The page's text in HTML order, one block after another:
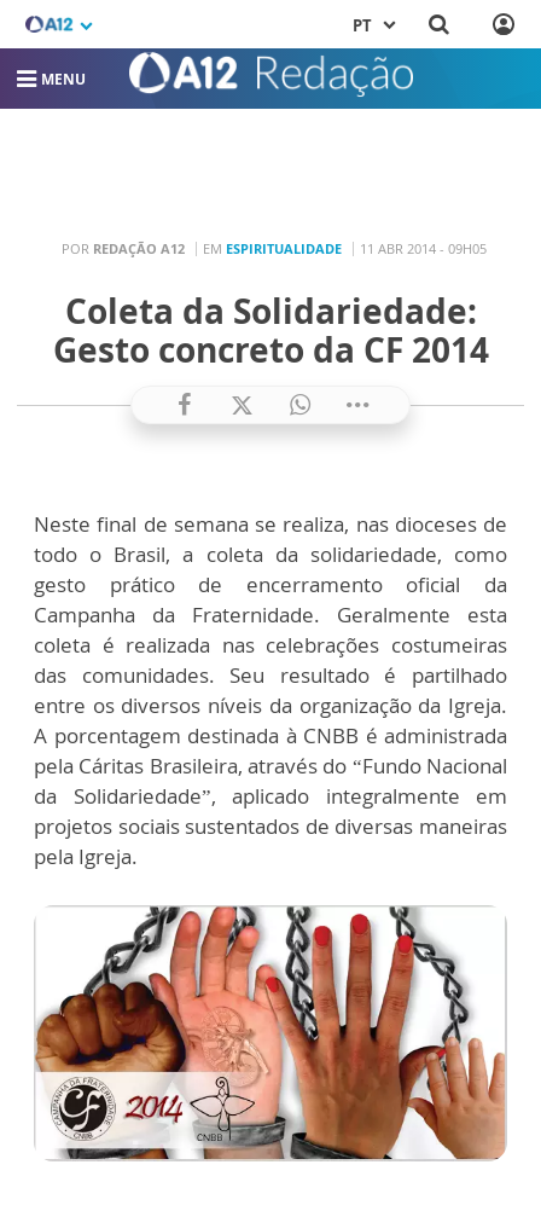
PT
MENU
POR REDAÇÃO A12 EM ESPIRITUALIDADE 11 ABR 2014 - 09H05
Coleta da Solidariedade:
Gesto concreto da CF 2014
Neste final de semana se realiza, nas dioceses de
todo o Brasil, a coleta da solidariedade, como
gesto prático de encerramento oficial da
Campanha da Fraternidade. Geralmente esta
coleta é realizada nas celebrações costumeiras
das comunidades. Seu resultado é partilhado
entre os diversos níveis da organização da Igreja.
A porcentagem destinada à CNBB é administrada
pela Cáritas Brasileira, através do “Fundo Nacional
da Solidariedade”, aplicado integralmente em
projetos sociais sustentados de diversas maneiras
pela Igreja.